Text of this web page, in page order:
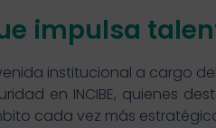
impulsa
institucional a cargo
en INCIBE, quienes
cada vez más